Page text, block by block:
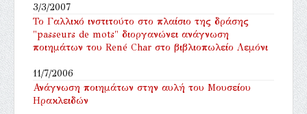
3/3/2007
Το Γαλλικό ινστιτούτο στο πλαίσιο της δράσης
"passeurs de mots" διοργανώνει ανάγνωση
ποιημάτων του René Char στο βιβλιοπωλείο Λεμόνι
11/7/2006
Ανάγνωση ποιημάτων στην αυλή του Μουσείου
Ηρακλειδών